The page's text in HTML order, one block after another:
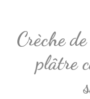
Crèche
plâtre